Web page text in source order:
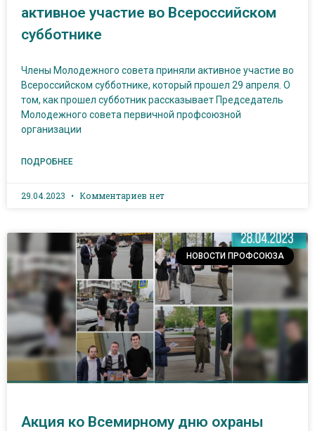
активное участие во Всероссийском
субботнике
Члены Молодежного совета приняли активное участие во
Всероссийском субботнике, который прошел 29 апреля. О
том, как прошел субботник рассказывает Председатель
Молодежного совета первичной профсоюзной
организации
ПОДРОБНЕЕ
29.04.2023 Комментариев нет
НОВОСТИ ПРОФСОЮЗА
Акция ко Всемирному дню охраны